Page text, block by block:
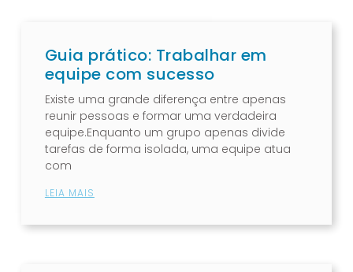
Guia prático: Trabalhar em
equipe com sucesso
Existe uma grande diferença entre apenas
reunir pessoas e formar uma verdadeira
equipe.Enquanto um grupo apenas divide
tarefas de forma isolada, uma equipe atua
com
LEIA MAIS